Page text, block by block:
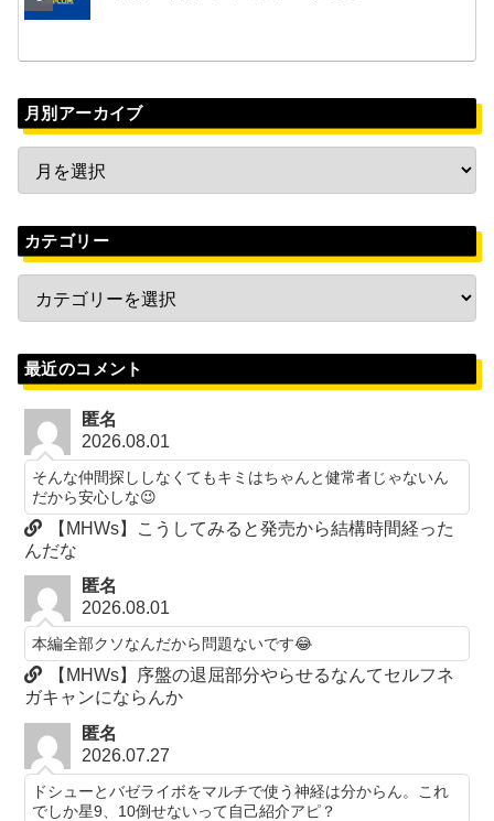
月別アーカイブ
カテゴリー
最近のコメント
匿名
2026.08.01
そんな仲間探ししなくてもキミはちゃんと健常者じゃないん
だから安心しな😉
【MHWs】こうしてみると発売から結構時間経った
んだな
匿名
2026.08.01
本編全部クソなんだから問題ないです😂
【MHWs】序盤の退屈部分やらせるなんてセルフネ
ガキャンにならんか
匿名
2026.07.27
ドシューとバゼライボをマルチで使う神経は分からん。これ
でしか星9、10倒せないって自己紹介アピ？